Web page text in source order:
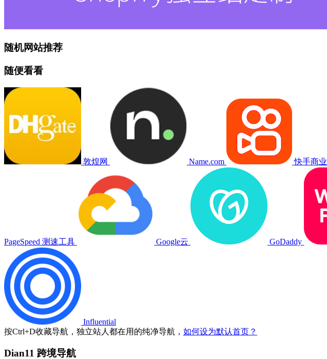
随机网站推荐
随便看看
敦煌网 Name.com 快手商业
PageSpeed 测速工具 Google云 GoDaddy
Influential
按Ctrl+D收藏导航，独立站人都在用的纯净导航， 如何设为默认首页？
Dian11 跨境导航